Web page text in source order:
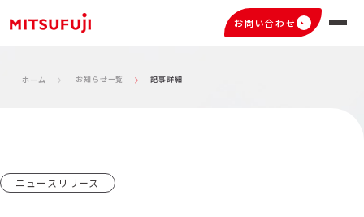
お問い合わせ
ホーム お知らせ一覧 記事詳細
ニュースリリース